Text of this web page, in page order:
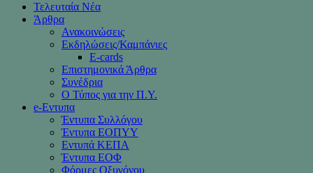
Τελευταία Νέα
Άρθρα
Ανακοινώσεις
Εκδηλώσεις/Καμπάνιες
Ε-cards
Επιστημονικά Άρθρα
Συνέδρια
Ο Τύπος για την Π.Υ.
e-Eντυπα
Έντυπα Συλλόγου
Έντυπα ΕΟΠΥΥ
Εντυπά ΚΕΠΑ
Έντυπα ΕΟΦ
Φόρμες Οξυγόνου